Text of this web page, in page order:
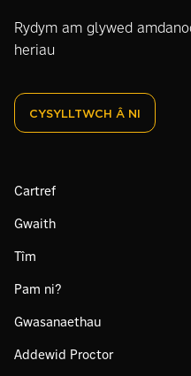
Rydym am glywed
heriau
CYSYLLTWCH Â NI
Cartref
Gwaith
Tîm
Pam ni?
Gwasanaethau
Addewid Proctor